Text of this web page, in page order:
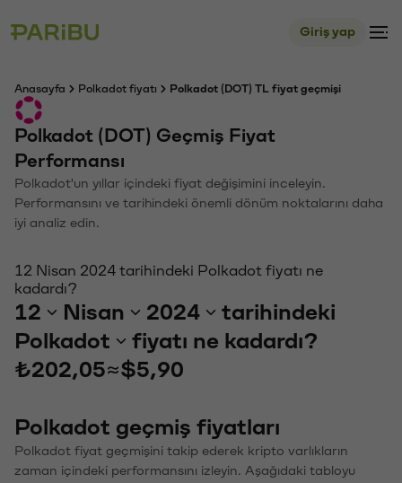
Giriş yap
Anasayfa Polkadot fiyatı Polkadot (DOT) TL fiyat geçmişi
Polkadot (DOT) Geçmiş Fiyat
Performansı
Polkadot'un yıllar içindeki fiyat değişimini inceleyin.
Performansını ve tarihindeki önemli dönüm noktalarını daha
iyi analiz edin.
12 Nisan 2024 tarihindeki Polkadot fiyatı ne
kadardı?
12 Nisan 2024
tarihindeki
Polkadot
fiyatı ne kadardı?
₺202,05≈$5,90
Polkadot geçmiş fiyatları
Polkadot fiyat geçmişini takip ederek kripto varlıkların
zaman içindeki performansını izleyin. Aşağıdaki tabloyu